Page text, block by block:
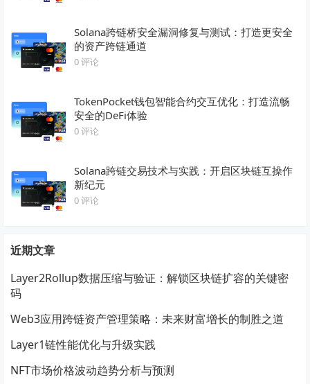
Solana跨链桥安全漏洞修复与测试：打造更安全
的资产跨链通道
0 评论
TokenPocket钱包智能合约交互优化：打造流畅
安全的DeFi体验
0 评论
Solana跨链交易技术与实践：开启区块链互操作
新纪元
0 评论
近期文章
Layer2Rollup数据压缩与验证：解锁区块链扩容的关键密
码
Web3应用跨链资产管理策略：未来财富增长的制胜之道
Layer1链性能优化与升级实践
NFT市场价格波动趋势分析与预测